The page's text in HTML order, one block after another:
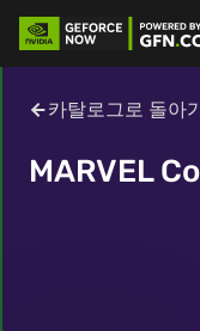
카탈로그로 돌아
MARVEL